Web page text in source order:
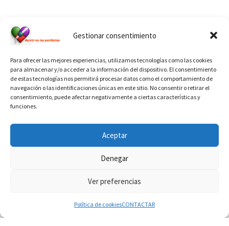
Gestionar consentimiento
Para ofrecer las mejores experiencias, utilizamos tecnologías como las cookies
para almacenar y/o acceder a la información del dispositivo. El consentimiento
de estas tecnologías nos permitirá procesar datos como el comportamiento de
navegación o las identificaciones únicas en este sitio. No consentir o retirar el
consentimiento, puede afectar negativamente a ciertas características y
funciones.
Aceptar
Denegar
Ver preferencias
Política de cookiesCONTACTAR
Diaconado permanente– Todos los derechos reservados
WP